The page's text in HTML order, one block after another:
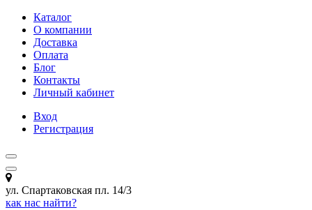
Каталог
О компании
Доставка
Оплата
Блог
Контакты
Личный кабинет
Вход
Регистрация
ул. Спартаковская пл. 14/3
как нас найти?